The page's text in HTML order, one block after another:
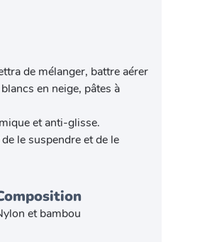
de mélanger, battre aérer
en neige, pâtes à
et anti-glisse.
le suspendre et de le
et bambou